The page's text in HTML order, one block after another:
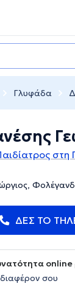
Γλυφάδα
ΔΕΣ ΤΟ
σου